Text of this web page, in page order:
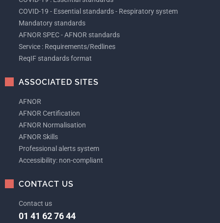
COVID-19 - Essential standards - Respiratory system
Mandatory standards
AFNOR SPEC - AFNOR standards
Service : Requirements/Redlines
ReqIF standards format
ASSOCIATED SITES
AFNOR
AFNOR Certification
AFNOR Normalisation
AFNOR Skills
Professional alerts system
Accessibility: non-compliant
CONTACT US
Contact us
01 41 62 76 44